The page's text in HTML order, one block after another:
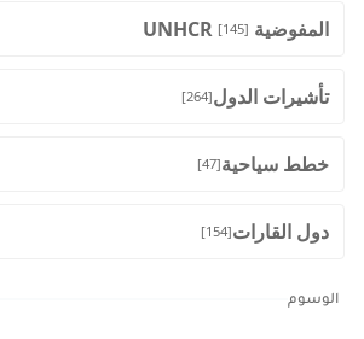
المفوضية UNHCR [145]
تأشيرات الدول[264]
خطط سياحية[47]
دول القارات[154]
الوسوم